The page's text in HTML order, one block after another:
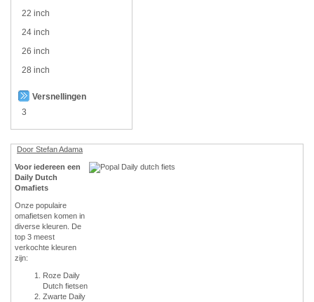
22 inch
24 inch
26 inch
28 inch
Versnellingen
3
Door Stefan Adama
Voor iedereen een
Daily Dutch
Omafiets
Onze populaire
omafietsen komen in
diverse kleuren. De
top 3 meest
verkochte kleuren
zijn:
Roze Daily
Dutch fietsen
Zwarte Daily